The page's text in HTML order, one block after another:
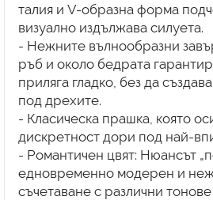
талия и V-образна форма
визуално издължава силуета.
- Нежните вълнообразни
ръб и около бедрата
приляга гладко, без да
под дрехите.
- Класическа прашка, която
дискретност дори под най-
- Романтичен цвят: Нюансът
едновременно модерен и
съчетаване с различни